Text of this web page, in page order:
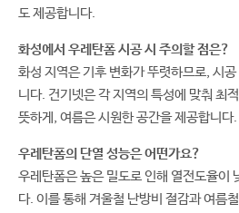
도 제공합니다.
화성에서 우레탄폼 시공 시 주의할 점은?
화성 지역은 기후 변화가 뚜렷하므로, 시
니다. 건기넷은 각 지역의 특성에 맞춰 최
뜻하게, 여름은 시원한 공간을 제공합니다.
우레탄폼의 단열 성능은 어떤가요?
우레탄폼은 높은 밀도로 인해 열전도율이
다. 이를 통해 겨울철 난방비 절감과 여름